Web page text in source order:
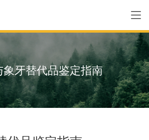
象牙替代品鉴定指南